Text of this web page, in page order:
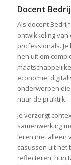
Docent
Als docent
ontwikkeling
professionals.
hen uit om
economie,
onderwerpen
naar de praktijk.
Je verzorgt
samenwerking
leren niet alleen
casussen uit het
reflecteren, hun